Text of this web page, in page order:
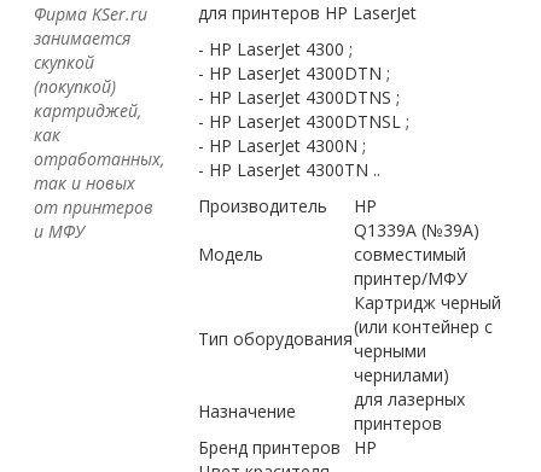
Фирма KSer.ru
занимается
скупкой
(покупкой)
картриджей,
как
отработанных,
так и новых
от принтеров
и МФУ
для принтеров HP LaserJet
- HP LaserJet 4300 ;
- HP LaserJet 4300DTN ;
- HP LaserJet 4300DTNS ;
- HP LaserJet 4300DTNSL ;
- HP LaserJet 4300N ;
- HP LaserJet 4300TN ..
Производитель
HP
Модель
Q1339A (№39A)
совместимый
принтер/МФУ
Тип оборудования
Картридж черный
(или контейнер с
черными
чернилами)
Назначение
для лазерных
принтеров
Бренд принтеров
HP